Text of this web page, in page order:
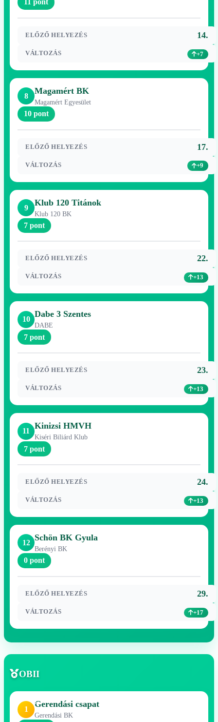
11 pont
ELŐZŐ HELYEZÉS 14.
VÁLTOZÁS +7
8
Magamért BK
Magamért Egyesület
10 pont
ELŐZŐ HELYEZÉS 17.
VÁLTOZÁS +9
9
Klub 120 Titánok
Klub 120 BK
7 pont
ELŐZŐ HELYEZÉS 22.
VÁLTOZÁS +13
10
Dabe 3 Szentes
DABE
7 pont
ELŐZŐ HELYEZÉS 23.
VÁLTOZÁS +13
11
Kinizsi HMVH
Kiséri Biliárd Klub
7 pont
ELŐZŐ HELYEZÉS 24.
VÁLTOZÁS +13
12
Schön BK Gyula
Berényi BK
0 pont
ELŐZŐ HELYEZÉS 29.
VÁLTOZÁS +17
OBII
1
Gerendási csapat
Gerendási BK